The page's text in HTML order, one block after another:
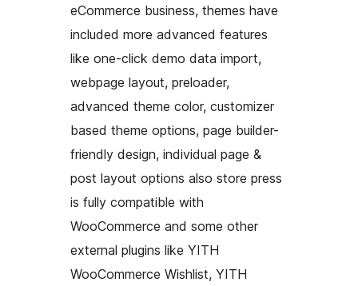
eCommerce business, themes have
included more advanced features
like one-click demo data import,
webpage layout, preloader,
advanced theme color, customizer
based theme options, page builder-
friendly design, individual page &
post layout options also store press
is fully compatible with
WooCommerce and some other
external plugins like YITH
WooCommerce Wishlist, YITH